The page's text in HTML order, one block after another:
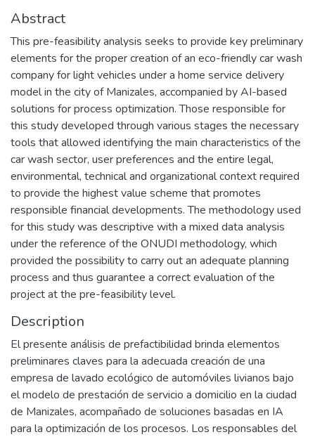
Abstract
This pre-feasibility analysis seeks to provide key preliminary
elements for the proper creation of an eco-friendly car wash
company for light vehicles under a home service delivery
model in the city of Manizales, accompanied by AI-based
solutions for process optimization. Those responsible for
this study developed through various stages the necessary
tools that allowed identifying the main characteristics of the
car wash sector, user preferences and the entire legal,
environmental, technical and organizational context required
to provide the highest value scheme that promotes
responsible financial developments. The methodology used
for this study was descriptive with a mixed data analysis
under the reference of the ONUDI methodology, which
provided the possibility to carry out an adequate planning
process and thus guarantee a correct evaluation of the
project at the pre-feasibility level.
Description
El presente análisis de prefactibilidad brinda elementos
preliminares claves para la adecuada creación de una
empresa de lavado ecológico de automóviles livianos bajo
el modelo de prestación de servicio a domicilio en la ciudad
de Manizales, acompañado de soluciones basadas en IA
para la optimización de los procesos. Los responsables del